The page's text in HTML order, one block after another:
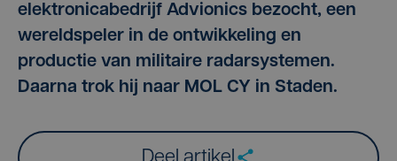
elektronicabedrijf Advionics bezocht, een
wereldspeler in de ontwikkeling en
productie van militaire radarsystemen.
Daarna trok hij naar MOL CY in Staden.